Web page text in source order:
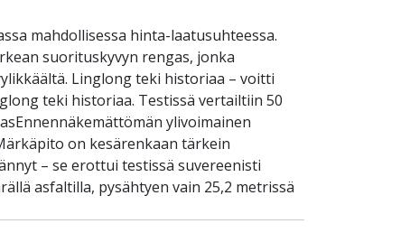
mahdollisessa hinta-laatusuhteessa.
suorituskyvyn rengas, jonka
Linglong teki historiaa – voitti
teki historiaa. Testissä vertailtiin 50
ylivoimainen
on kesärenkaan tärkein
– se erottui testissä suvereenisti
asfaltilla, pysähtyen vain 25,2 metrissä